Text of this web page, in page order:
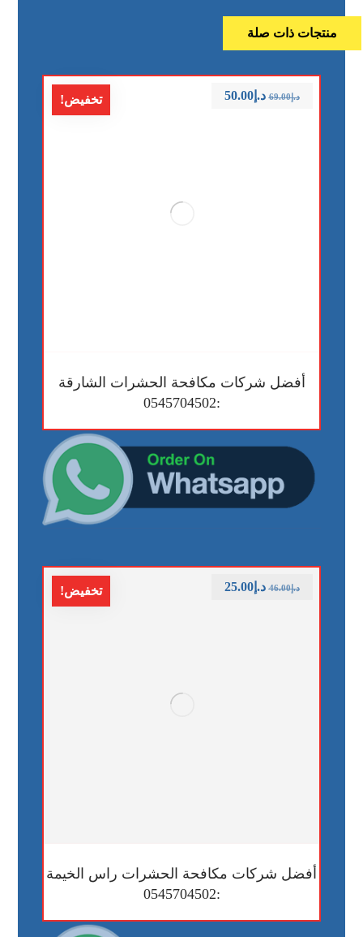
منتجات ذات صلة
تخفيض!
أفضل شركات مكافحة الحشرات الشارقة
:0545704502
د.إ69.00 د.إ50.00
تخفيض!
أفضل شركات مكافحة الحشرات راس الخيمة
:0545704502
د.إ46.00 د.إ25.00